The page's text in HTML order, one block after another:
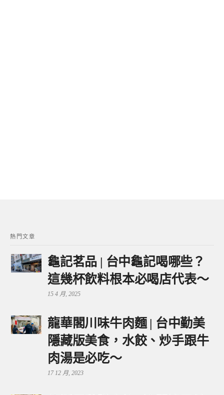
熱門文章
龜記茗品 | 台中龜記喝哪些？
這幾杯飲料根本必喝店代表～
15 4 月, 2025
龍華閣川味牛肉麵 | 台中勤美
隱藏版美食，水餃、炒手跟牛
肉湯是必吃～
17 12 月, 2023